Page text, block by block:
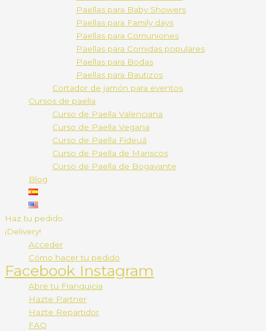
Paellas para Baby Showers
Paellas para Family days
Paellas para Comuniones
Paellas para Comidas populares
Paellas para Bodas
Paellas para Bautizos
Cortador de jamón para eventos
Cursos de paella
Curso de Paella Valenciana
Curso de Paella Vegana
Curso de Paella Fideuá
Curso de Paella de Mariscos
Curso de Paella de Bogavante
Blog
Haz tu pedido
¡Delivery!
Acceder
Cómo hacer tu pedido
Facebook Instagram
Abre tu Franquicia
Hazte Partner
Hazte Repartidor
FAQ